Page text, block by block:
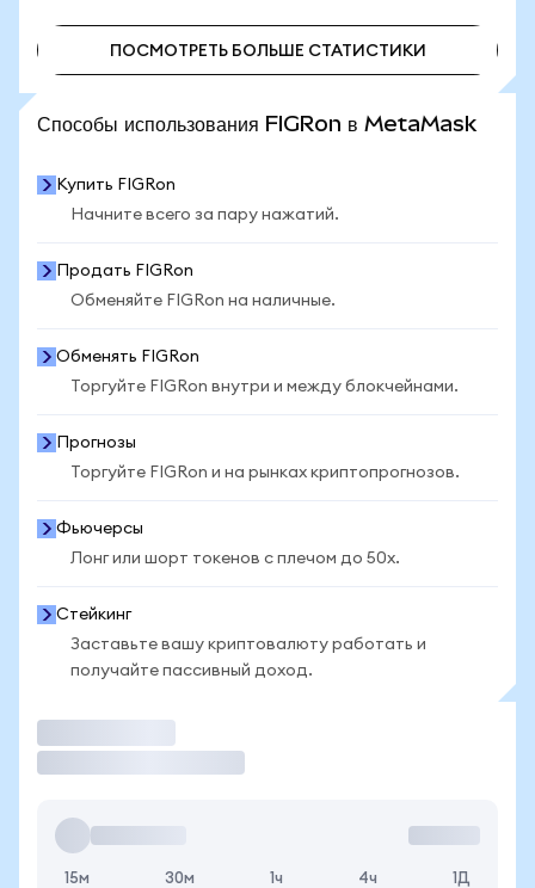
ПОСМОТРЕТЬ БОЛЬШЕ СТАТИСТИКИ
Способы использования FIGRon в MetaMask
Купить FIGRon
Начните всего за пару нажатий.
Продать FIGRon
Обменяйте FIGRon на наличные.
Обменять FIGRon
Торгуйте FIGRon внутри и между блокчейнами.
Прогнозы
Торгуйте FIGRon и на рынках криптопрогнозов.
Фьючерсы
Лонг или шорт токенов с плечом до 50x.
Стейкинг
Заставьте вашу криптовалюту работать и
получайте пассивный доход.
15м 30м 1ч 4ч 1Д